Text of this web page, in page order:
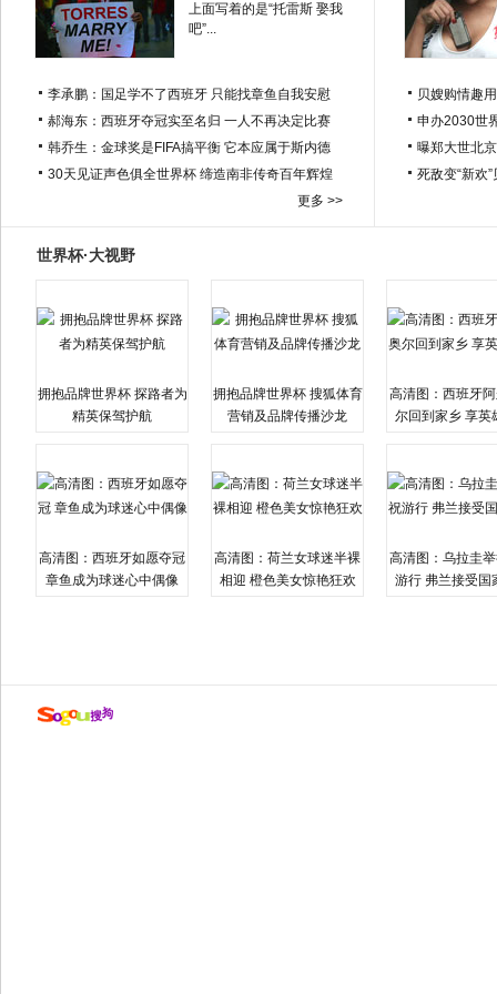
上面写着的是“托雷斯 娶我
吧”...
李承鹏：国足学不了西班牙 只能找章鱼自我安慰
郝海东：西班牙夺冠实至名归 一人不再决定比赛
韩乔生：金球奖是FIFA搞平衡 它本应属于斯内德
30天见证声色俱全世界杯 缔造南非传奇百年辉煌
更多 >>
贝嫂购情趣
申办2030世
曝郑大世北
死敌变“新欢
世界杯·大视野
拥抱品牌世界杯 探路者为
精英保驾护航
拥抱品牌世界杯 搜狐体育
营销及品牌传播沙龙
高清图：西班牙
尔回到家乡 享英
高清图：西班牙如愿夺冠
章鱼成为球迷心中偶像
高清图：荷兰女球迷半裸
相迎 橙色美女惊艳狂欢
高清图：乌拉圭
游行 弗兰接受国